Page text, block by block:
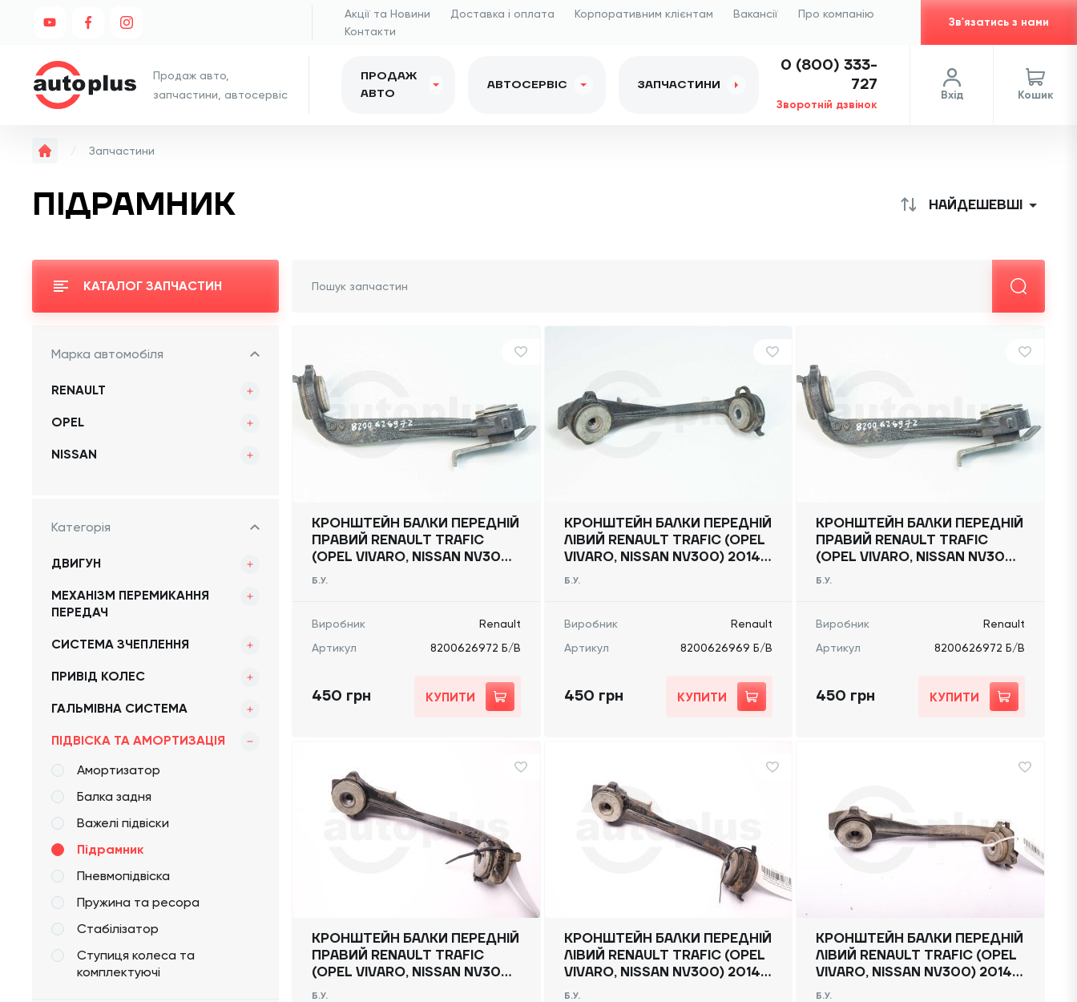
Акції та Новини Доставка і оплата Корпоративним клієнтам Вакансії
Про компанію
Контакти
Зв'язатись з нами
Продаж авто,
запчастини, автосервіс
ПРОДАЖ
АВТО
АВТОСЕРВІС ЗАПЧАСТИНИ
0 (800) 333-
727
Зворотній дзвінок
Вхід Кошик
Запчастини
ПІДРАМНИК НАЙДЕШЕВШІ
КАТАЛОГ ЗАПЧАСТИН
Марка автомобіля
RENAULT
OPEL
NISSAN
Категорія
ДВИГУН
МЕХАНІЗМ ПЕРЕМИКАННЯ
ПЕРЕДАЧ
СИСТЕМА ЗЧЕПЛЕННЯ
ПРИВІД КОЛЕС
ГАЛЬМІВНА СИСТЕМА
ПІДВІСКА ТА АМОРТИЗАЦІЯ
Амортизатор
Балка задня
Важелі підвіски
Підрамник
Пневмопідвіска
Пружина та ресора
Стабілізатор
Ступиця колеса та
комплектуючі
КРОНШТЕЙН БАЛКИ ПЕРЕДНІЙ
ПРАВИЙ RENAULT TRAFIC
(OPEL VIVARO, NISSAN NV300)
2014 -, 8200626972 Б/В
Б.У.
Виробник
Renault
Артикул
8200626972 Б/В
450 грн КУПИТИ
КРОНШТЕЙН БАЛКИ ПЕРЕДНІЙ
ЛІВИЙ RENAULT TRAFIC (OPEL
VIVARO, NISSAN NV300) 2014
-, 8200626969 Б/В
Б.У.
Виробник
Renault
Артикул
8200626969 Б/В
450 грн КУПИТИ
КРОНШТЕЙН БАЛКИ ПЕРЕДНІЙ
ПРАВИЙ RENAULT TRAFIC
(OPEL VIVARO, NISSAN NV300)
2014 -, 8200626972 Б/В
Б.У.
Виробник
Renault
Артикул
8200626972 Б/В
450 грн КУПИТИ
КРОНШТЕЙН БАЛКИ ПЕРЕДНІЙ
ПРАВИЙ RENAULT TRAFIC
(OPEL VIVARO, NISSAN NV300)
2014 -, 8200626972 Б/В
Б.У.
КРОНШТЕЙН БАЛКИ ПЕРЕДНІЙ
ЛІВИЙ RENAULT TRAFIC (OPEL
VIVARO, NISSAN NV300) 2014
-, 8200626969 Б/В
Б.У.
КРОНШТЕЙН БАЛКИ ПЕРЕДНІЙ
ЛІВИЙ RENAULT TRAFIC (OPEL
VIVARO, NISSAN NV300) 2014
-, 8200626969 Б/В
Б.У.